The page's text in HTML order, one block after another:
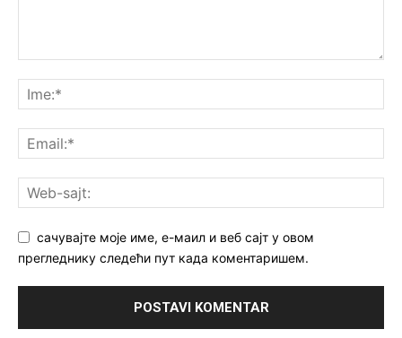
сачувајте моје име, е-маил и веб сајт у овом
прегледнику следећи пут када коментаришем.